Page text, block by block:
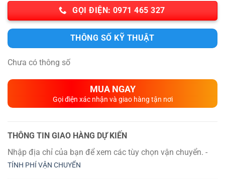
GỌI ĐIỆN: 0971 465 327
THÔNG SỐ KỸ THUẬT
Chưa có thông số
MUA NGAY
Gọi điện xác nhận và giao hàng tận nơi
THÔNG TIN GIAO HÀNG DỰ KIẾN
Nhập địa chỉ của bạn để xem các tùy chọn vận chuyển. -
TÍNH PHÍ VẬN CHUYỂN